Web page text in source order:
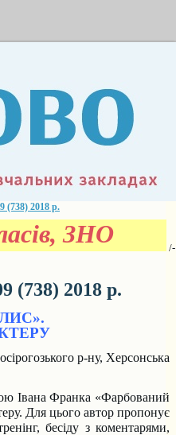
2018 р.
ЗНО
/-
2018 р.
р-ну, Херсонська
Івана Франка «Фарбований
Для цього автор пропонує
бесіду з коментарями,